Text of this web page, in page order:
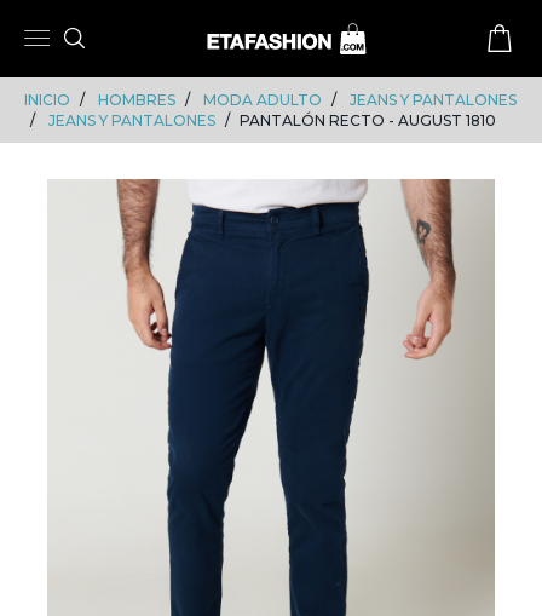
INICIO HOMBRES MODA ADULTO
JEANS Y PANTALONES
JEANS Y PANTALONES
PANTALÓN RECTO - AUGUST 1810